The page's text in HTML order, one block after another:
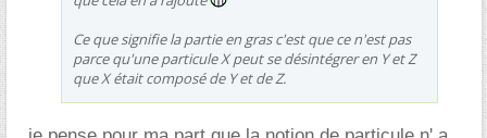
Ce que signifie la partie en gras c'est que ce n'est pas
parce qu'une particule X peut se désintégrer en Y et Z
que X était composé de Y et de Z.